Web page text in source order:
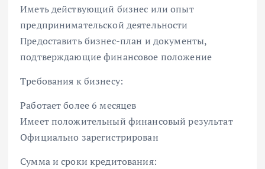
Иметь действующий бизнес или опыт
предпринимательской деятельности
Предоставить бизнес-план и документы,
подтверждающие финансовое положение
Требования к бизнесу:
Работает более 6 месяцев
Имеет положительный финансовый результат
Официально зарегистрирован
Сумма и сроки кредитования: